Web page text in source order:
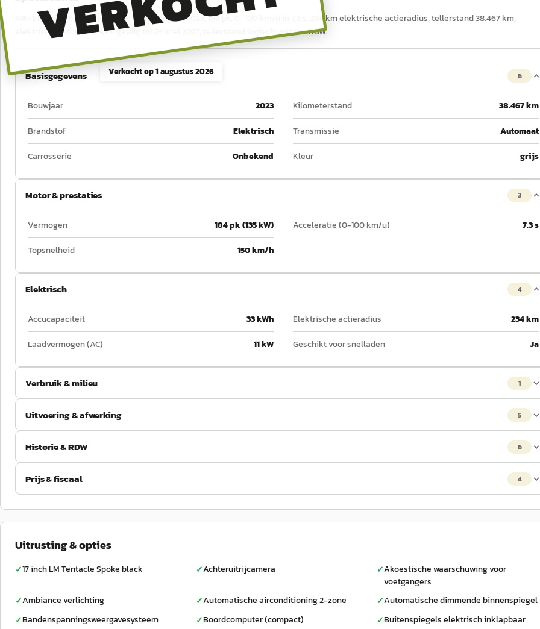
Verkocht op1 augustus 2026
MINI Electric Cooper SE Classic Uitvoering uit 2023, 184 pk, 0–100 km/u in 7,3 s, 234 km elektrische actieradius, tellerstand 38.467 km,
elektrisch, automaat. APK geldig tot 26 mei 2027, tellerstand logisch volgens RDW.
Basisgegevens 6
Bouwjaar 2023 Kilometerstand
38.467 km
Brandstof
Elektrisch Transmissie
Automaat
Carrosserie
Onbekend Kleur grijs
Motor & prestaties 3
Vermogen 184 pk (135 kW) Acceleratie (0-100 km/u)
7.3 s
Topsnelheid
150 km/h
Elektrisch 4
Accucapaciteit 33 kWh Elektrische actieradius
234 km
Laadvermogen (AC)
11 kW Geschikt voor snelladen Ja
Verbruik & milieu 1
Uitvoering & afwerking 5
Historie & RDW 6
Prijs & fiscaal 4
Uitrusting & opties
✓17 inch LM Tentacle Spoke black ✓Achteruitrijcamera ✓Akoestische waarschuwing voor
voetgangers
✓Ambiance verlichting ✓Automatische airconditioning 2-zone ✓Automatische dimmende binnenspiegel
✓Bandenspanningsweergavesysteem ✓Boordcomputer (compact) ✓Buitenspiegels elektrisch inklapbaar